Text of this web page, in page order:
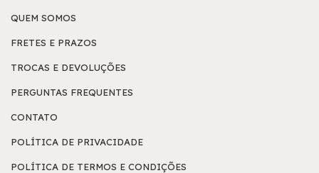
QUEM SOMOS
FRETES E PRAZOS
TROCAS E DEVOLUÇÕES
PERGUNTAS FREQUENTES
CONTATO
POLÍTICA DE PRIVACIDADE
POLÍTICA DE TERMOS E CONDIÇÕES